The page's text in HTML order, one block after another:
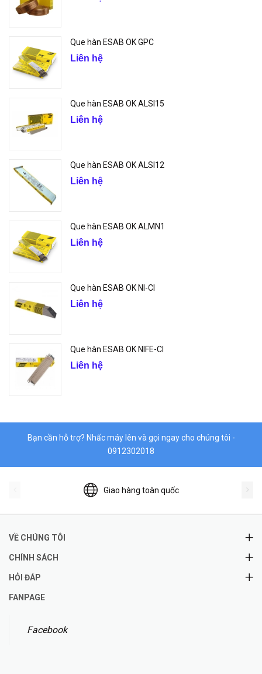
Que hàn ESAB OK GPC
Liên hệ
Que hàn ESAB OK ALSI15
Liên hệ
Que hàn ESAB OK ALSI12
Liên hệ
Que hàn ESAB OK ALMN1
Liên hệ
Que hàn ESAB OK NI-CI
Liên hệ
Que hàn ESAB OK NIFE-CI
Liên hệ
Bạn cần hỗ trợ? Nhấc máy lên và gọi ngay cho chúng tôi -
0912302018
Giao hàng toàn quốc
VỀ CHÚNG TÔI
CHÍNH SÁCH
HỎI ĐÁP
FANPAGE
Facebook